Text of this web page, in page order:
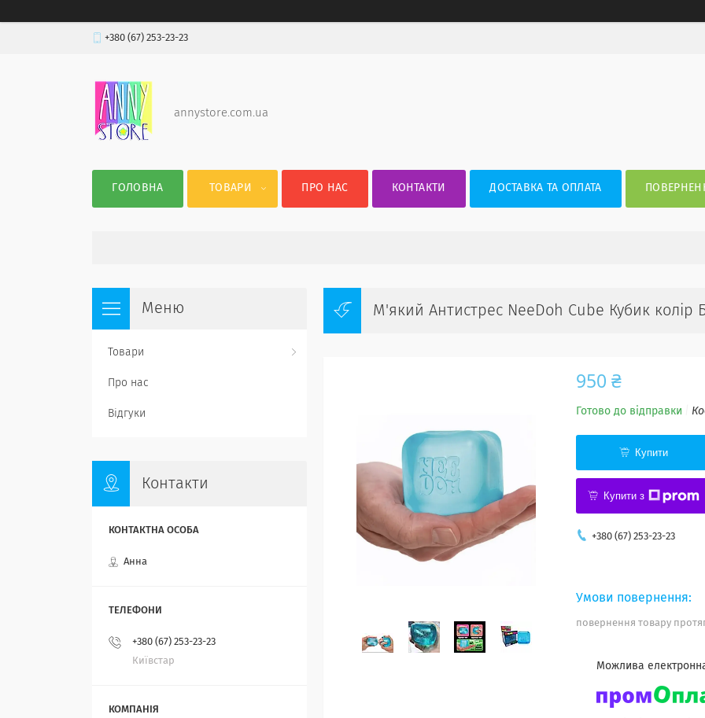
+380 (67) 253-23-23
annystore.com.ua
ГОЛОВНА ТОВАРИ ПРО НАС КОНТАКТИ ДОСТАВКА ТА ОПЛАТА
М'який Антистрес NeeDoh Cube Кубик колір
950 ₴
Готово до відправки
Купити
Купити з
+380 (67) 253-23-23
повернення товару
Товари
Про нас
Відгуки
Контакти
Анна
+380 (67) 253-23-23
Київстар